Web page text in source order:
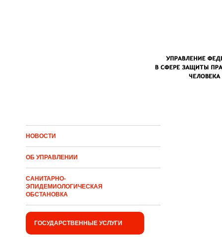
НОВОСТИ
ОБ УПРАВЛЕНИИ
САНИТАРНО-
ЭПИДЕМИОЛОГИЧЕСКАЯ
ОБСТАНОВКА
ГОСУДАРСТВЕННЫЕ УСЛУГИ